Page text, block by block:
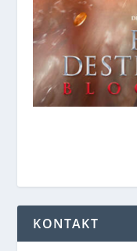
KONTAKT